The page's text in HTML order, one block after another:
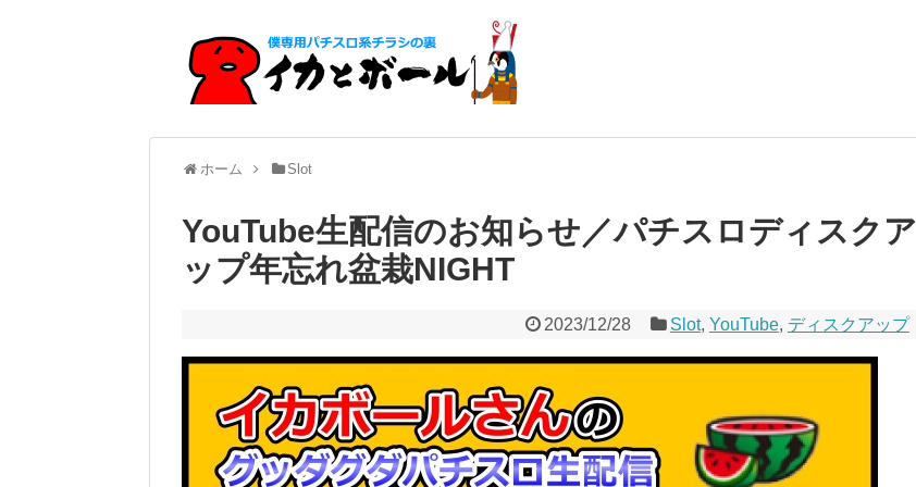
ホーム Slot
YouTube生配信のお知らせ／パチスロディスクア
ップ年忘れ盆栽NIGHT
2023/12/28 Slot, YouTube, ディスクアップ